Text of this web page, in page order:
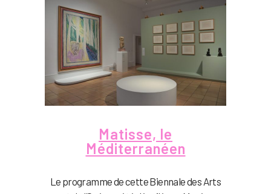
Matisse, le
Méditerranéen
Le programme de cette Biennale des Arts